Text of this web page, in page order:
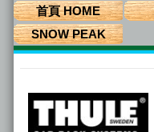
首頁 HOME
SNOW PEAK